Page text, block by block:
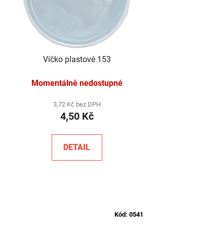
Víčko plastové 153
Momentálně nedostupné
3,72 Kč bez DPH
4,50 Kč
DETAIL
Kód: 0541